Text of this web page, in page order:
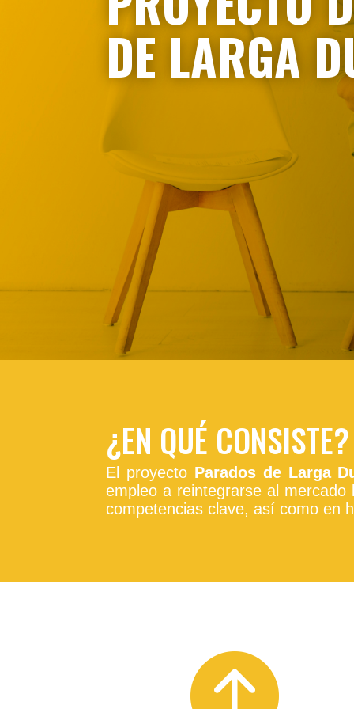
DE LARGA
¿EN QUÉ CONSISTE?
El proyecto Parados de Larga
empleo a reintegrarse al
competencias clave, así como en